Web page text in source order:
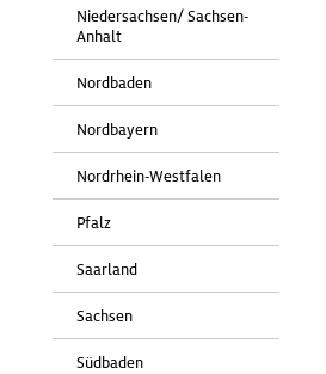
Niedersachsen/ Sachsen-
Anhalt
Nordbaden
Nordbayern
Nordrhein-Westfalen
Pfalz
Saarland
Sachsen
Südbaden